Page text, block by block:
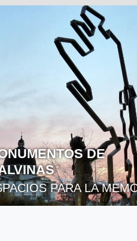
CEMENTERIOS DE
MAGNÍFICAS